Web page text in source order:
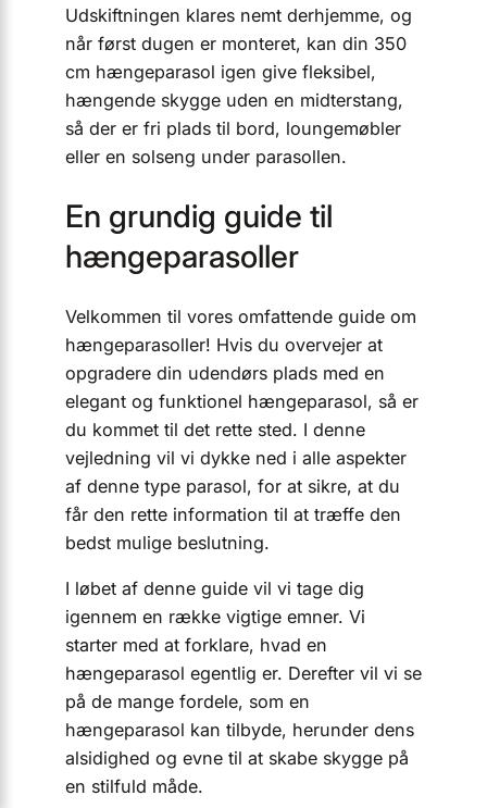
Udskiftningen klares nemt derhjemme, og
når først dugen er monteret, kan din 350
cm hængeparasol igen give fleksibel,
hængende skygge uden en midterstang,
så der er fri plads til bord, loungemøbler
eller en solseng under parasollen.
En grundig guide til
hængeparasoller
Velkommen til vores omfattende guide om
hængeparasoller! Hvis du overvejer at
opgradere din udendørs plads med en
elegant og funktionel hængeparasol, så er
du kommet til det rette sted. I denne
vejledning vil vi dykke ned i alle aspekter
af denne type parasol, for at sikre, at du
får den rette information til at træffe den
bedst mulige beslutning.
I løbet af denne guide vil vi tage dig
igennem en række vigtige emner. Vi
starter med at forklare, hvad en
hængeparasol egentlig er. Derefter vil vi se
på de mange fordele, som en
hængeparasol kan tilbyde, herunder dens
alsidighed og evne til at skabe skygge på
en stilfuld måde.